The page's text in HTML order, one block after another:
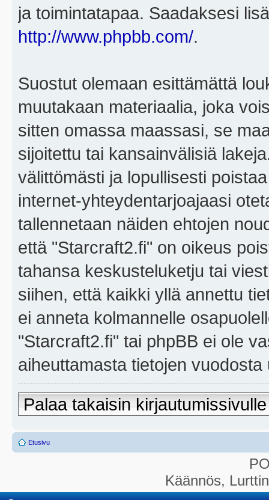
ja toimintatapaa. Saadaksesi
http://www.phpbb.com/.
Suostut olemaan esittämättä
muutakaan materiaalia, joka
sitten omassa maassasi, se
sijoitettu tai kansainvälisiä
välittömästi ja lopullisesti
internet-yhteydentarjoajaasi
tallennetaan näiden ehtojen
että "Starcraft2.fi" on oikeus
tahansa keskusteluketju tai
siihen, että kaikki yllä annettu
ei anneta kolmannelle
"Starcraft2.fi" tai phpBB ei ole
aiheuttamasta tietojen
Palaa takaisin kirjautumissivulle
Etusivu
Käännös,